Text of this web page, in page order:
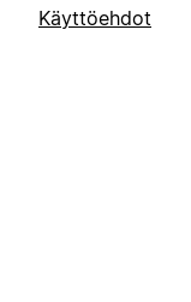
Käyttöehdot